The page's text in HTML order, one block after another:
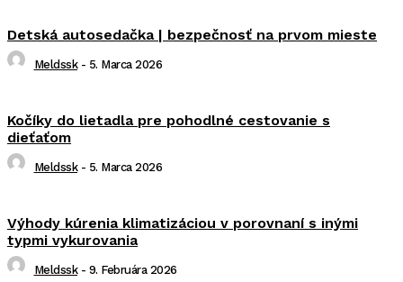
Detská autosedačka | bezpečnosť na prvom mieste
Meldssk - 5. Marca 2026
Kočíky do lietadla pre pohodlné cestovanie s
dieťaťom
Meldssk - 5. Marca 2026
Výhody kúrenia klimatizáciou v porovnaní s inými
typmi vykurovania
Meldssk - 9. Februára 2026